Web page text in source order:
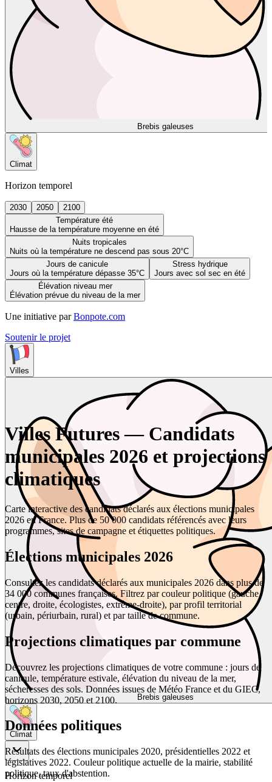
Brebis galeuses
Climat
Horizon temporel
2030 2050
2100
Température été
Hausse de la température moyenne en été
Nuits tropicales
Nuits où la température ne descend pas sous 20°C
Jours de canicule
Jours où la température dépasse 35°C
Stress hydrique
Jours avec sol sec en été
Élévation niveau mer
Élévation prévue du niveau de la mer
Une initiative par Bonpote.com
Soutenir le projet
Villes
Brebis galeuses
Climat
Horizon temporel
Villes Futures — Candidats
municipales 2026 et projections
climatiques
Carte interactive des candidats déclarés aux élections municipales
2026 en France. Plus de 50 000 candidats référencés avec leurs
programmes, sites de campagne et étiquettes politiques.
Élections municipales 2026
Consultez les candidats déclarés aux municipales 2026 dans plus de
34 000 communes françaises. Filtrez par couleur politique (gauche,
centre, droite, écologistes, extrême-droite), par profil territorial
(urbain, périurbain, rural) et par taille de commune.
Projections climatiques par commune
Découvrez les projections climatiques de votre commune : jours de
canicule, température estivale, élévation du niveau de la mer,
sécheresses des sols. Données issues de Météo France et du GIEC,
horizons 2030, 2050 et 2100.
Données politiques
Résultats des élections municipales 2020, présidentielles 2022 et
législatives 2022. Couleur politique actuelle de la mairie, stabilité
politique, taux d'abstention.